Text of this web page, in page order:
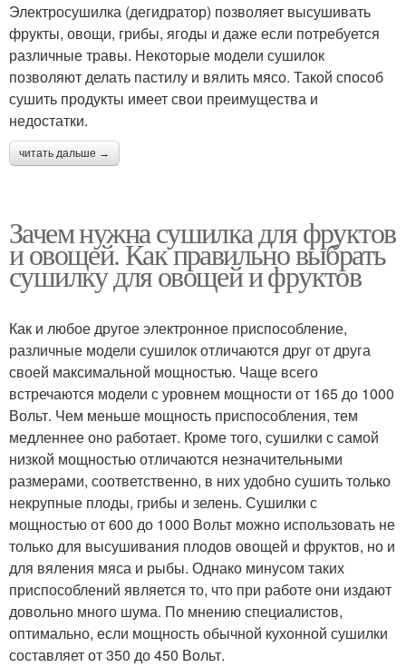
Электросушилка (дегидратор) позволяет высушивать
фрукты, овощи, грибы, ягоды и даже если потребуется
различные травы. Некоторые модели сушилок
позволяют делать пастилу и вялить мясо. Такой способ
сушить продукты имеет свои преимущества и
недостатки.
читать дальше →
Зачем нужна сушилка для фруктов
и овощей. Как правильно выбрать
сушилку для овощей и фруктов
Как и любое другое электронное приспособление,
различные модели сушилок отличаются друг от друга
своей максимальной мощностью. Чаще всего
встречаются модели с уровнем мощности от 165 до 1000
Вольт. Чем меньше мощность приспособления, тем
медленнее оно работает. Кроме того, сушилки с самой
низкой мощностью отличаются незначительными
размерами, соответственно, в них удобно сушить только
некрупные плоды, грибы и зелень. Сушилки с
мощностью от 600 до 1000 Вольт можно использовать не
только для высушивания плодов овощей и фруктов, но и
для вяления мяса и рыбы. Однако минусом таких
приспособлений является то, что при работе они издают
довольно много шума. По мнению специалистов,
оптимально, если мощность обычной кухонной сушилки
составляет от 350 до 450 Вольт.